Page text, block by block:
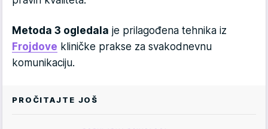
Metoda 3 ogledala je prilagođena tehnika iz
Frojdove kliničke prakse za svakodnevnu
komunikaciju.
PROČITAJTE JOŠ